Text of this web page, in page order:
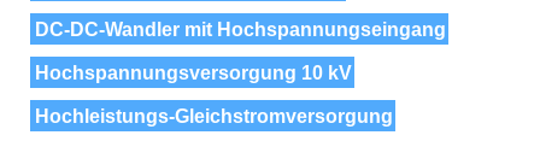
DC-DC-Wandler mit Hochspannungseingang
Hochspannungsversorgung 10 kV
Hochleistungs-Gleichstromversorgung